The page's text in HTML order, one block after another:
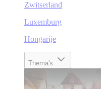
Zwitserland
Luxemburg
Hongarije
Thema's